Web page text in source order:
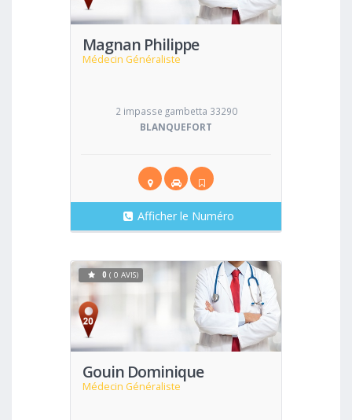
Magnan Philippe
Médecin Généraliste
2 impasse gambetta 33290
BLANQUEFORT
Afficher le Numéro
Gouin Dominique
Médecin Généraliste
Voir
0 ( 0 AVIS)